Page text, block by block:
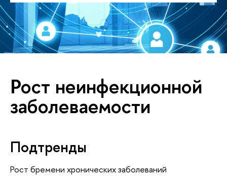
Рост неинфекционной
заболеваемости
Подтренды
Рост бремени хронических заболеваний